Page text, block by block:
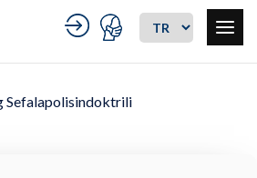
Sefalapolisindoktrili